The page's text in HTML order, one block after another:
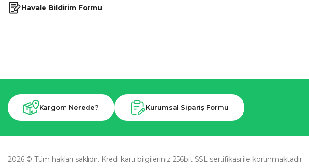
Havale Bildirim Formu
Kargom Nerede? Kurumsal Sipariş Formu
2026 © Tüm hakları saklıdır. Kredi kartı bilgileriniz 256bit SSL sertifikası ile korunmaktadır.